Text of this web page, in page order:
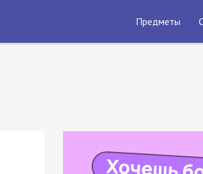
Предметы